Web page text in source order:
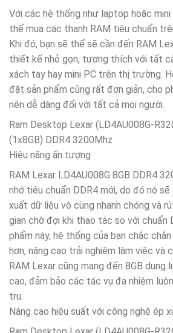
Với các hệ thống như laptop hoặc mini
thể mua các thanh RAM tiêu chuẩn
Khi đó, bạn sẽ thể sẽ cần đến RAM
thiết kế nhỏ gọn, tương thích với tất
xách tay hay mini PC trên thị trường.
đặt sản phẩm cũng rất đơn giản, cho
nên dễ dàng đối với tất cả mọi người.
Ram Desktop Lexar (LD4AU008G-
(1x8GB) DDR4 3200Mhz
Hiệu năng ấn tượng
RAM Lexar LD4AU008G 8GB DDR4
nhớ tiêu chuẩn DDR4 mới, do đó nó
xuất dữ liệu vô cùng nhanh chóng và
gian chờ đợi khi thao tác so với chuẩn
phẩm này, hệ thống của bạn chắc
hơn, nâng cao trải nghiệm làm việc và
RAM Lexar cũng mang đến 8GB dung
cao, đảm bảo các tác vụ đa nhiệm
tru.
Nâng cao hiệu suất với công nghệ ép